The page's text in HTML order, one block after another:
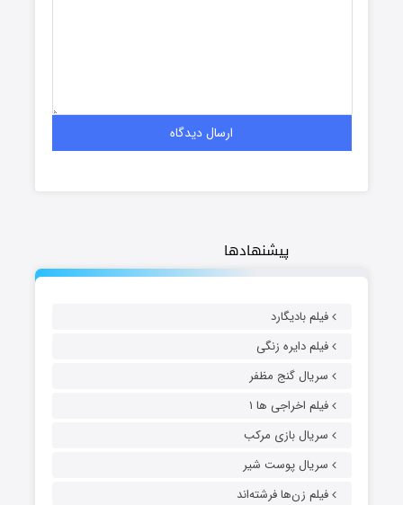
پیشنهادها
فیلم بادیگارد
فیلم دایره زنگی
سریال گنج مظفر
فیلم اخراجی ها ۱
سریال بازی مرکب
سریال پوست شیر
فیلم زن‌ها فرشته‌اند